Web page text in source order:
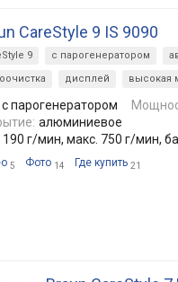
CareStyle 9 IS 9090
9 с парогенератором
дисплей высокая
с парогенератором
алюминиевое
190 г/мин, макс. 750 г/мин,
5 Фото 14 Где купить 21